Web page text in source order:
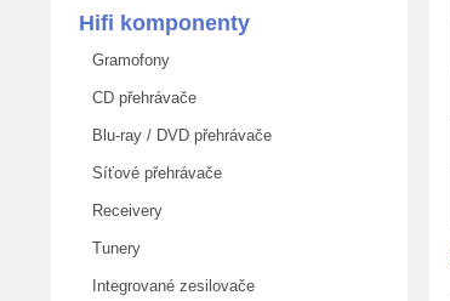
Hifi komponenty
Gramofony
CD přehrávače
Blu-ray / DVD přehrávače
Síťové přehrávače
Receivery
Tunery
Integrované zesilovače